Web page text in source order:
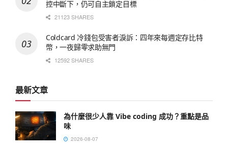
控中斷下，仍可自主鎖定目標
21123 SHARES
Coldcard 冷錢包受害者淚訴：四年來每週定存比特
幣，一夜歸零求助無門
12592 SHARES
最新文章
為什麼很少人靠 Vibe coding 成功？重點是品
味
2026-08-07